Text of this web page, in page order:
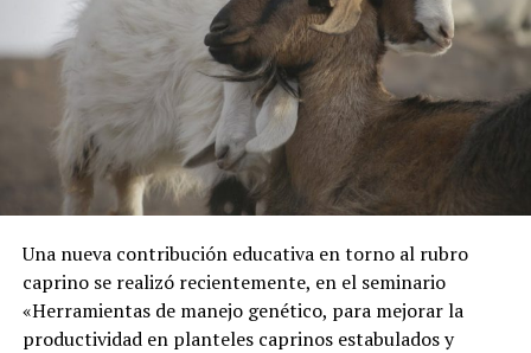
Una nueva contribución educativa en torno al rubro
caprino se realizó recientemente, en el seminario
«Herramientas de manejo genético, para mejorar la
productividad en planteles caprinos estabulados y